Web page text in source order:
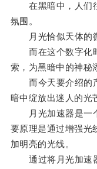
在黑暗中，人们往
氛围。
月光恰似天体的微
而在这个数字化时
索，为黑暗中的神秘
而今天要介绍的
暗中绽放出迷人的光
月光加速器是一个
要原理是通过增强光
加明亮的光线。
通过将月光加速器